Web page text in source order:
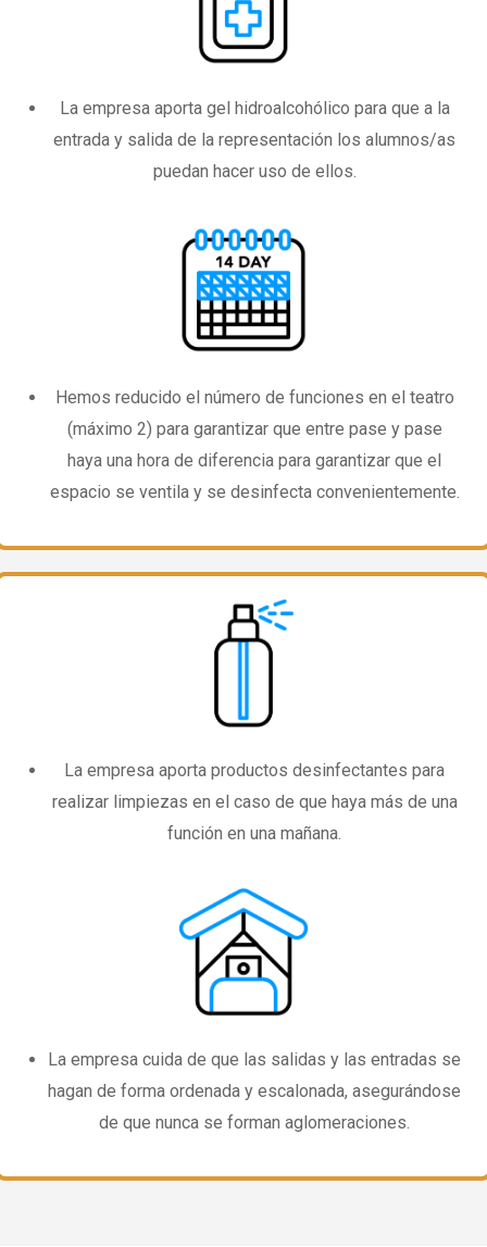
La empresa aporta gel hidroalcohólico para que a la
entrada y salida de la representación los alumnos/as
puedan hacer uso de ellos.
Hemos reducido el número de funciones en el teatro
(máximo 2) para garantizar que entre pase y pase
haya una hora de diferencia para garantizar que el
espacio se ventila y se desinfecta convenientemente.
La empresa aporta productos desinfectantes para
realizar limpiezas en el caso de que haya más de una
función en una mañana.
La empresa cuida de que las salidas y las entradas se
hagan de forma ordenada y escalonada, asegurándose
de que nunca se forman aglomeraciones.